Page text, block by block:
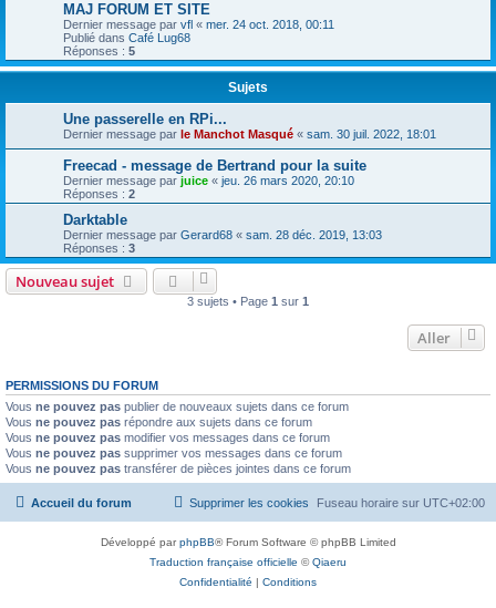
MAJ FORUM ET SITE
Dernier message par vfl « mer. 24 oct. 2018, 00:11
Publié dans Café Lug68
Réponses : 5
Sujets
Une passerelle en RPi...
Dernier message par le Manchot Masqué « sam. 30 juil. 2022, 18:01
Freecad - message de Bertrand pour la suite
Dernier message par juice « jeu. 26 mars 2020, 20:10
Réponses : 2
Darktable
Dernier message par Gerard68 « sam. 28 déc. 2019, 13:03
Réponses : 3
Nouveau sujet
3 sujets • Page 1 sur 1
Aller
PERMISSIONS DU FORUM
Vous ne pouvez pas publier de nouveaux sujets dans ce forum
Vous ne pouvez pas répondre aux sujets dans ce forum
Vous ne pouvez pas modifier vos messages dans ce forum
Vous ne pouvez pas supprimer vos messages dans ce forum
Vous ne pouvez pas transférer de pièces jointes dans ce forum
Accueil du forum Fuseau horaire sur UTC+02:00
Supprimer les cookies
Développé parphpBB® Forum Software © phpBB Limited
Traduction française officielle ©Qiaeru
Confidentialité | Conditions